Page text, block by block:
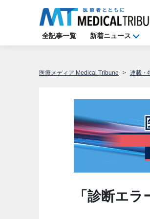
全記事一覧 新着ニュース
医療メディア Medical Tribune 連載・
「診断エ